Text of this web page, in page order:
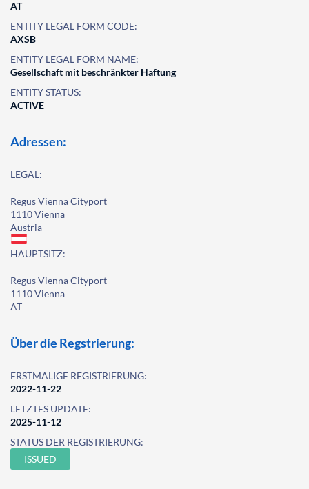
AT
ENTITY LEGAL FORM CODE:
AXSB
ENTITY LEGAL FORM NAME:
Gesellschaft mit beschränkter Haftung
ENTITY STATUS:
ACTIVE
Adressen:
LEGAL:
Regus Vienna Cityport
1110 Vienna
Austria
HAUPTSITZ:
Regus Vienna Cityport
1110 Vienna
AT
Über die Regstrierung:
ERSTMALIGE REGISTRIERUNG:
2022-11-22
LETZTES UPDATE:
2025-11-12
STATUS DER REGISTRIERUNG:
ISSUED